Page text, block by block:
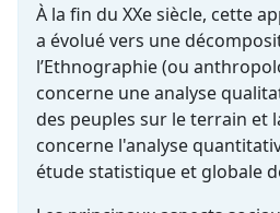
À la fin du XXe siècle, cette
a évolué vers une
l’Ethnographie (ou
concerne une analyse
des peuples sur le terrain et
concerne l'analyse
étude statistique et globale